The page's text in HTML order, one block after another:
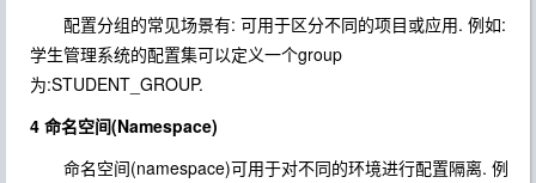
配置分组的常见场景有: 可用于区分不同的项目或应用. 例如:
学生管理系统的配置集可以定义一个group
为:STUDENT_GROUP.
4 命名空间(Namespace)
命名空间(namespace)可用于对不同的环境进行配置隔离. 例